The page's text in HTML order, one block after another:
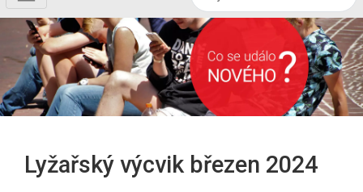
Lyžařský výcvik březen 2024